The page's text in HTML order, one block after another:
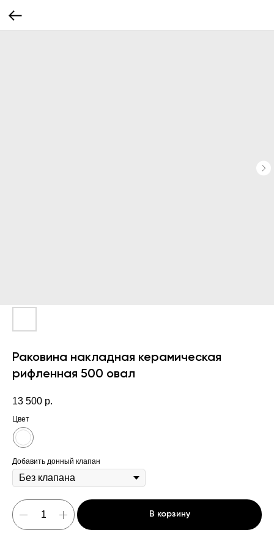
Раковина накладная керамическая
рифленная 500 овал
13 500 р.
Цвет
Добавить донный клапан
В корзину